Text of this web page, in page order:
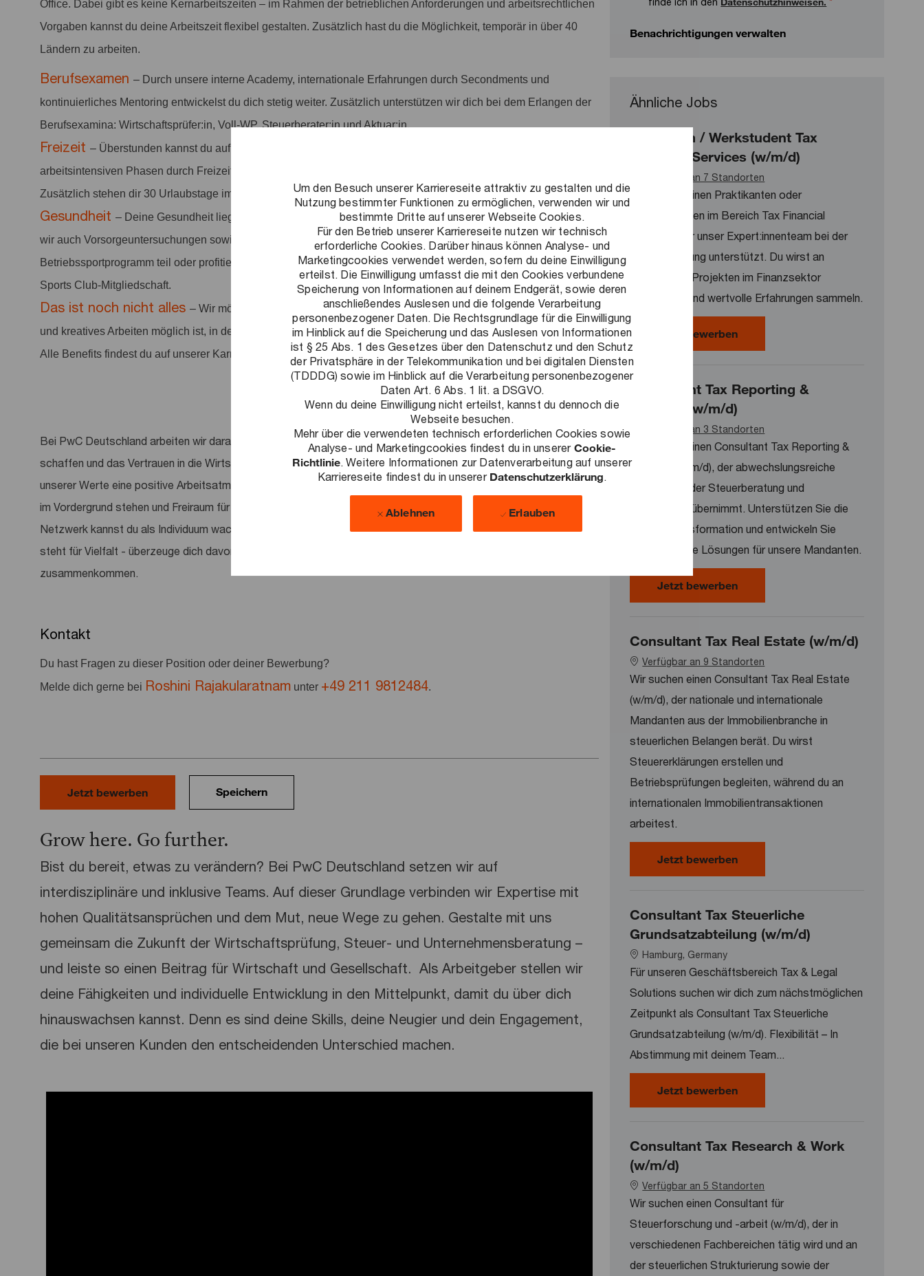
Um den Besuch unserer Karriereseite attraktiv zu gestalten und die
Nutzung bestimmter Funktionen zu ermöglichen, verwenden wir und
bestimmte Dritte auf unserer Webseite Cookies.
Für den Betrieb unserer Karriereseite nutzen wir technisch
erforderliche Cookies. Darüber hinaus können Analyse- und
Marketingcookies verwendet werden, sofern du deine Einwilligung
erteilst. Die Einwilligung umfasst die mit den Cookies verbundene
Speicherung von Informationen auf deinem Endgerät, sowie deren
anschließendes Auslesen und die folgende Verarbeitung
personenbezogener Daten. Die Rechtsgrundlage für die Einwilligung
im Hinblick auf die Speicherung und das Auslesen von Informationen
ist § 25 Abs. 1 des Gesetzes über den Datenschutz und den Schutz
der Privatsphäre in der Telekommunikation und bei digitalen Diensten
(TDDDG) sowie im Hinblick auf die Verarbeitung personenbezogener
Daten Art. 6 Abs. 1 lit. a DSGVO.
Wenn du deine Einwilligung nicht erteilst, kannst du dennoch die
Webseite besuchen.
Mehr über die verwendeten technisch erforderlichen Cookies sowie
Analyse- und Marketingcookies findest du in unserer Cookie-
Richtlinie. Weitere Informationen zur Datenverarbeitung auf unserer
Karriereseite findest du in unserer Datenschutzerklärung.
Ablehnen Erlauben
Office. Dabei gibt es keine Kernarbeitszeiten – im Rahmen der betrieblichen Anforderungen und arbeitsrechtlichen
Vorgaben kannst du deine Arbeitszeit flexibel gestalten. Zusätzlich hast du die Möglichkeit, temporär in über 40
Ländern zu arbeiten.
Berufsexamen – Durch unsere interne Academy, internationale Erfahrungen durch Secondments und
kontinuierliches Mentoring entwickelst du dich stetig weiter. Zusätzlich unterstützen wir dich bei dem Erlangen der
Berufsexamina: Wirtschaftsprüfer:in, Voll-WP, Steuerberater:in und Aktuar:in.
Freizeit – Überstunden kannst du auf deinem Jahresarbeitszeitenkonto (JAZ) sammeln und nach
arbeitsintensiven Phasen durch Freizeit ausgleichen. Restliche Überstunden werden einmal jährlich ausgezahlt.
Zusätzlich stehen dir 30 Urlaubstage im Kalenderjahr zur Verfügung.
Gesundheit – Deine Gesundheit liegt uns am Herzen: Neben einer eigenen betrieblichen Krankenkasse bieten
wir auch Vorsorgeuntersuchungen sowie Sportangebote an. Nimm an unserem kostenlosen
Betriebssportprogramm teil oder profitiere von vergünstigten Beiträgen in diversen Fitnessstudios oder einer Urban
Sports Club-Mitgliedschaft.
Das ist noch nicht alles – Wir möchten ein positives Arbeitsumfeld schaffen: Ein Umfeld, in dem flexibles
und kreatives Arbeiten möglich ist, in dem Arbeit anerkannt und Leistung honoriert wird und auf das wir stolz sind.
Alle Benefits findest du auf unserer Karriereseite
Bei PwC Deutschland arbeiten wir daran, entscheidende Herausforderungen zu lösen, nachhaltige Ergebnisse zu
schaffen und das Vertrauen in die Wirtschaft und Gesellschaft auszubauen. Dabei schaffen wir auf Grundlage
unserer Werte eine positive Arbeitsatmosphäre, in der individuelle Bedürfnisse und gegenseitige Rücksichtnahme
im Vordergrund stehen und Freiraum für deine Entwicklung und Entfaltung geschaffen wird. In unserem weltweiten
Netzwerk kannst du als Individuum wachsen, tragfähige Beziehungen aufbauen und wirklich Einfluss nehmen. PwC
steht für Vielfalt - überzeuge dich davon, wie viele unterschiedliche Persönlichkeiten bei PwC Deutschland
zusammenkommen.
Kontakt
Du hast Fragen zu dieser Position oder deiner Bewerbung?
Melde dich gerne bei Roshini Rajakularatnam unter +49 211 9812484.
Jetzt bewerben Speichern
Grow here. Go further.
Bist du bereit, etwas zu verändern? Bei PwC Deutschland setzen wir auf
interdisziplinäre und inklusive Teams. Auf dieser Grundlage verbinden wir Expertise mit
hohen Qualitätsansprüchen und dem Mut, neue Wege zu gehen. Gestalte mit uns
gemeinsam die Zukunft der Wirtschaftsprüfung, Steuer- und Unternehmensberatung –
und leiste so einen Beitrag für Wirtschaft und Gesellschaft. ​ Als Arbeitgeber stellen wir
deine Fähigkeiten und individuelle Entwicklung in den Mittelpunkt, damit du über dich
hinauswachsen kannst. Denn es sind deine Skills, deine Neugier und dein Engagement,
die bei unseren Kunden den entscheidenden Unterschied machen.
Benachrichtigungen verwalten
Ähnliche Jobs
Praktikum / Werkstudent Tax
Financial Services (w/m/d)
Verfügbar an 7 Standorten
Wir suchen einen Praktikanten oder
Werkstudenten im Bereich Tax Financial
Services, der unser Expert:innenteam bei der
Steuerberatung unterstützt. Du wirst an
spannenden Projekten im Finanzsektor
mitarbeiten und wertvolle Erfahrungen sammeln.
Jetzt bewerbenPraktikum / Werkstudent Tax
Consultant Tax Reporting &
Strategy (w/m/d)
Verfügbar an 3 Standorten
Wir suchen einen Consultant Tax Reporting &
Strategy (w/m/d), der abwechslungsreiche
Aufgaben in der Steuerberatung und
Bilanzierung übernimmt. Unterstützen Sie die
digitale Transformation und entwickeln Sie
datenbasierte Lösungen für unsere Mandanten.
Jetzt bewerbenConsultant Tax Reporting &
Consultant Tax Real Estate (w/m/d)
Verfügbar an 9 Standorten
Wir suchen einen Consultant Tax Real Estate
(w/m/d), der nationale und internationale
Mandanten aus der Immobilienbranche in
steuerlichen Belangen berät. Du wirst
Steuererklärungen erstellen und
Betriebsprüfungen begleiten, während du an
internationalen Immobilientransaktionen
arbeitest.
Jetzt bewerbenConsultant Tax Real Estate (w/m/d)
Consultant Tax Steuerliche
Grundsatzabteilung (w/m/d)
Location
Hamburg, Germany
Für unseren Geschäftsbereich Tax & Legal
Solutions suchen wir dich zum nächstmöglichen
Zeitpunkt als Consultant Tax Steuerliche
Grundsatzabteilung (w/m/d). Flexibilität – In
Abstimmung mit deinem Team...
Jetzt bewerbenConsultant Tax Steuerliche
Consultant Tax Research & Work
(w/m/d)
Verfügbar an 5 Standorten
Wir suchen einen Consultant für
Steuerforschung und -arbeit (w/m/d), der in
verschiedenen Fachbereichen tätig wird und an
der steuerlichen Strukturierung sowie der